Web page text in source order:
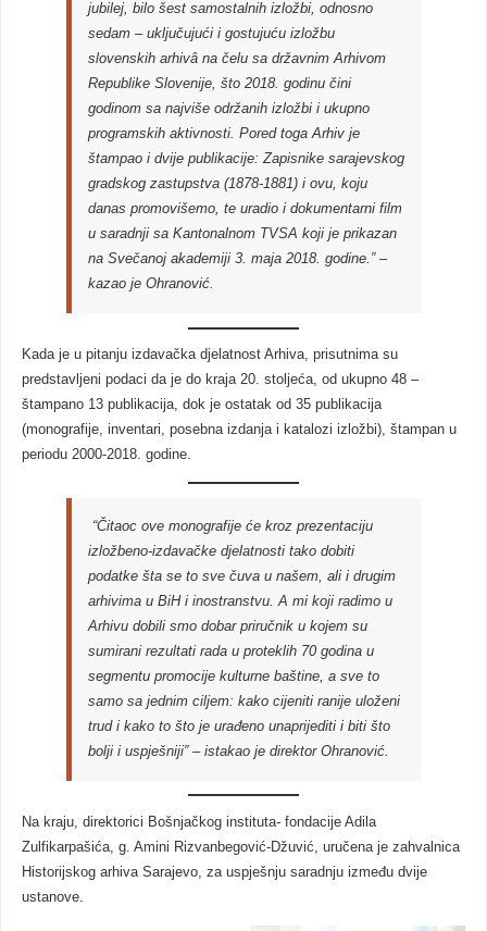
jubilej, bilo šest samostalnih izložbi, odnosno
sedam – uključujući i gostujuću izložbu
slovenskih arhivâ na čelu sa državnim Arhivom
Republike Slovenije, što 2018. godinu čini
godinom sa najviše održanih izložbi i ukupno
programskih aktivnosti. Pored toga Arhiv je
štampao i dvije publikacije: Zapisnike sarajevskog
gradskog zastupstva (1878-1881) i ovu, koju
danas promovišemo, te uradio i dokumentarni film
u saradnji sa Kantonalnom TVSA koji je prikazan
na Svečanoj akademiji 3. maja 2018. godine.” –
kazao je Ohranović.
Kada je u pitanju izdavačka djelatnost Arhiva, prisutnima su
predstavljeni podaci da je do kraja 20. stoljeća, od ukupno 48 –
štampano 13 publikacija, dok je ostatak od 35 publikacija
(monografije, inventari, posebna izdanja i katalozi izložbi), štampan u
periodu 2000-2018. godine.
“Čitaoc ove monografije će kroz prezentaciju
izložbeno-izdavačke djelatnosti tako dobiti
podatke šta se to sve čuva u našem, ali i drugim
arhivima u BiH i inostranstvu. A mi koji radimo u
Arhivu dobili smo dobar priručnik u kojem su
sumirani rezultati rada u proteklih 70 godina u
segmentu promocije kulturne baštine, a sve to
samo sa jednim ciljem: kako cijeniti ranije uloženi
trud i kako to što je urađeno unaprijediti i biti što
bolji i uspješniji” – istakao je direktor Ohranović.
Na kraju, direktorici Bošnjačkog instituta- fondacije Adila
Zulfikarpašića, g. Amini Rizvanbegović-Džuvić, uručena je zahvalnica
Historijskog arhiva Sarajevo, za uspješnju saradnju između dvije
ustanove.